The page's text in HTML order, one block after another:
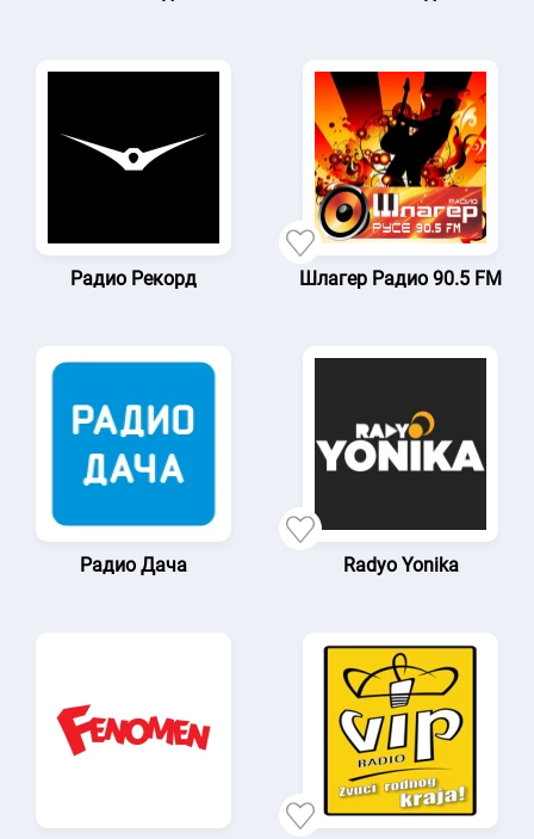
Радио Рекорд Шлагер Радио 90.5 FM
Радио Дача Radyo Yonika